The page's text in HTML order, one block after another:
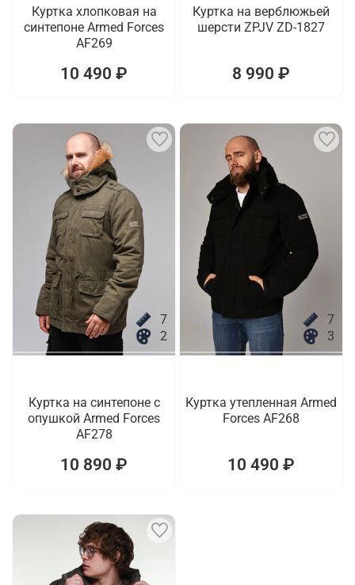
Куртка хлопковая на
синтепоне Armed Forces
AF269
10 490 ₽
Куртка на верблюжьей
шерсти ZPJV ZD-1827
8 990 ₽
7
2
Куртка на синтепоне с
опушкой Armed Forces
AF278
10 890 ₽
7
3
Куртка утепленная Armed
Forces AF268
10 490 ₽